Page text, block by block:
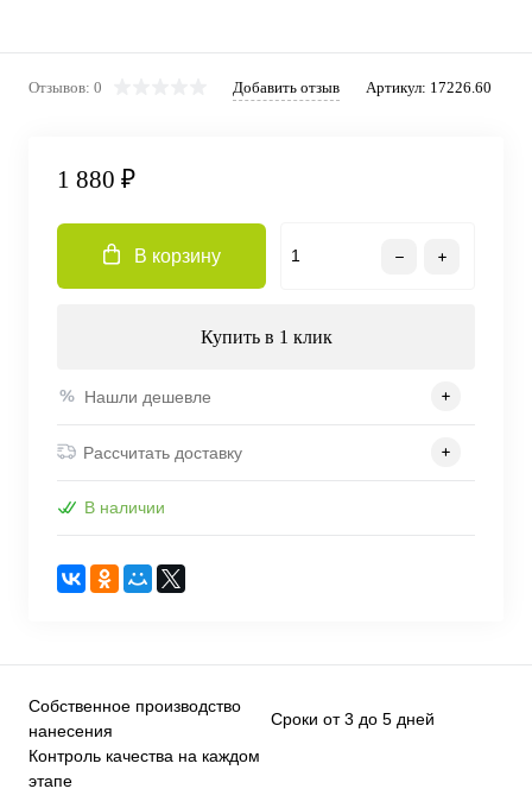
Отзывов: 0 Добавить отзыв Артикул: 17226.60
1 880 ₽
В корзину
Купить в 1 клик
Нашли дешевле
Рассчитать доставку
В наличии
Собственное производство
нанесения
Сроки от 3 до 5 дней
Контроль качества на каждом
этапе